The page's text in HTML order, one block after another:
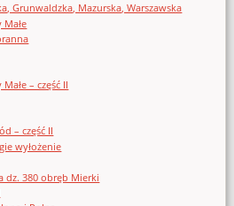
Grunwaldzka, Mazurska, Warszawska
– część II
– część II
wyłożenie
dz. 380 obręb Mierki